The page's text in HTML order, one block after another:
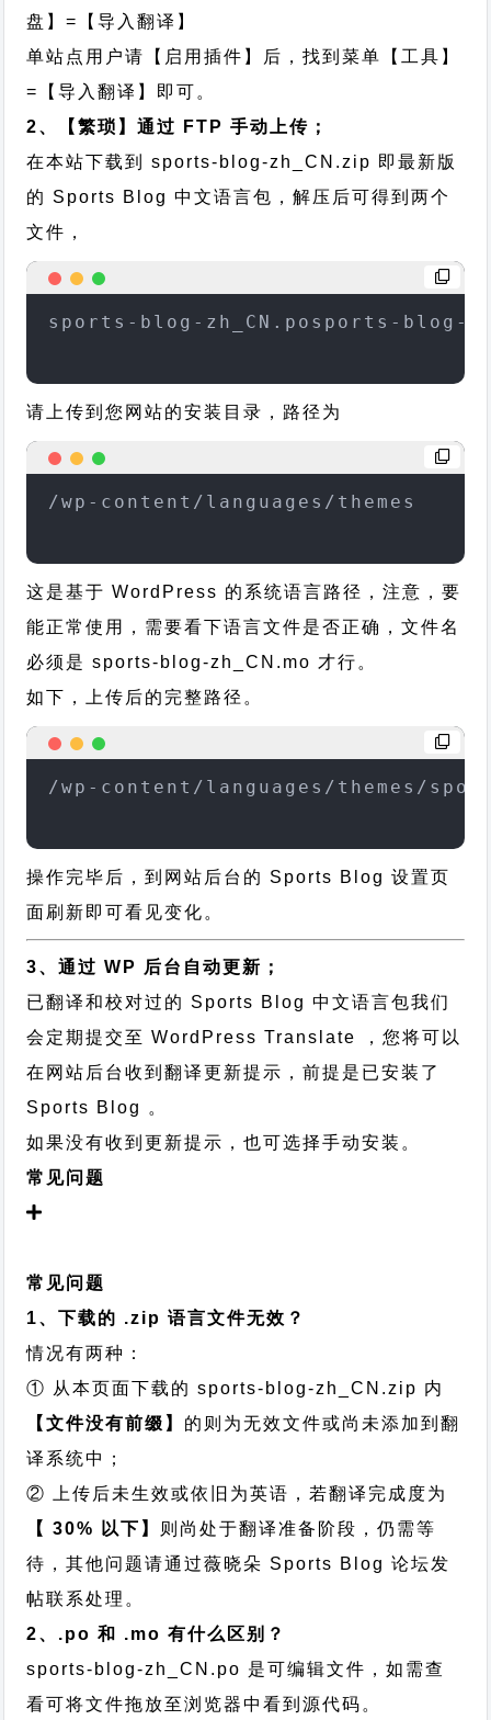
盘】=【导入翻译】
单站点用户请【启用插件】后，找到菜单【工具】
=【导入翻译】即可。
2、【繁琐】通过 FTP 手动上传；
在本站下载到sports-blog-zh_CN.zip 即最新版
的 Sports Blog 中文语言包，解压后可得到两个
文件，
sports-blog-zh_CN.posports-blog-
请上传到您网站的安装目录，路径为
/wp-content/languages/themes
这是基于 WordPress 的系统语言路径，注意，要
能正常使用，需要看下语言文件是否正确，文件名
必须是 sports-blog-zh_CN.mo 才行。
如下，上传后的完整路径。
/wp-content/languages/themes/
操作完毕后，到网站后台的 Sports Blog 设置页
面刷新即可看见变化。
3、通过 WP 后台自动更新；
已翻译和校对过的 Sports Blog 中文语言包我们
会定期提交至 WordPress Translate ，您将可以
在网站后台收到翻译更新提示，前提是已安装了
Sports Blog 。
如果没有收到更新提示，也可选择手动安装。
常见问题
常见问题
1、下载的 .zip 语言文件无效？
情况有两种：
① 从本页面下载的 sports-blog-zh_CN.zip 内
【文件没有前缀】 的则为无效文件或尚未添加到翻
译系统中；
② 上传后未生效或依旧为英语，若翻译完成度为
【 30% 以下】 则尚处于翻译准备阶段，仍需等
待，其他问题请通过薇晓朵 Sports Blog 论坛发
帖联系处理。
2、.po 和 .mo 有什么区别？
sports-blog-zh_CN.po 是可编辑文件，如需查
看可将文件拖放至浏览器中看到源代码。